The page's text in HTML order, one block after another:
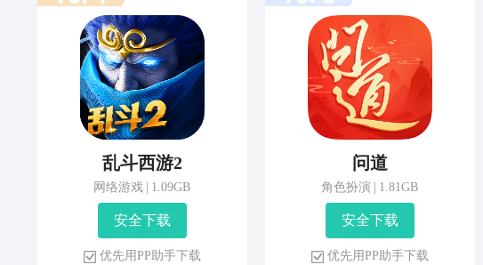
乱斗西游2
网络游戏 1.09GB
安 全 下 载
优 先 用 P P 助 手 下 载
问道
角色扮演 1.81GB
安 全 下 载
优 先 用 P P 助 手 下 载